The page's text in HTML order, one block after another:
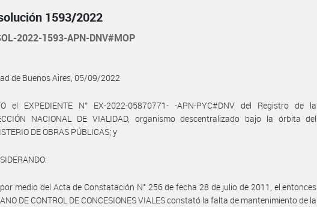
1593/2022
2022-1593-APN-DNV#MOP
de Buenos Aires, 05/09/2022
el EXPEDIENTE N° EX-2022-05870771- -APN-PYC#DNV del Registro de la
NACIONAL DE VIALIDAD, organismo descentralizado bajo la órbita del
DE OBRAS PÚBLICAS; y
medio del Acta de Constatación N° 256 de fecha 28 de julio de 2011, el entonces
DE CONTROL DE CONCESIONES VIALES constató la falta de mantenimiento de la